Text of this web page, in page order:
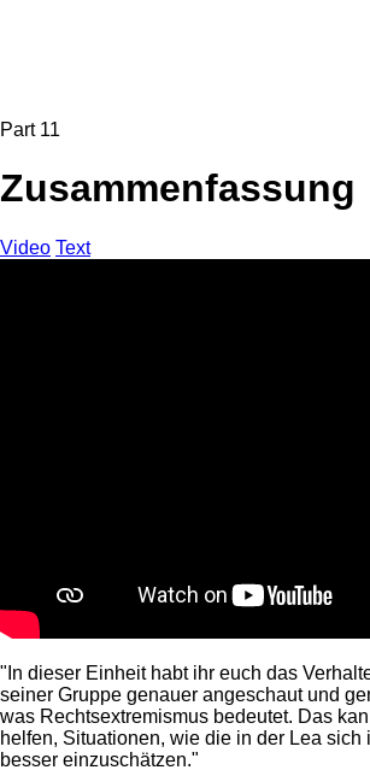
Part 11
Zusammenfassung
Video Text
"In dieser Einheit habt ihr euch das
seiner Gruppe genauer angeschaut und
was Rechtsextremismus bedeutet. Das
helfen, Situationen, wie die in der Lea sich
besser einzuschätzen."